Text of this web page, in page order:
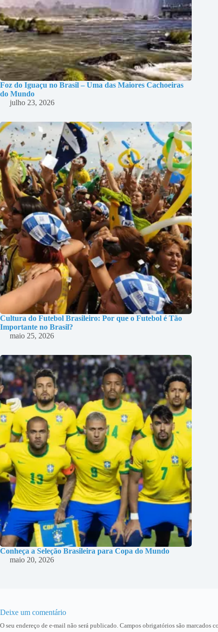
Foz do Iguaçu no Brasil – Uma das Maiores Cachoeiras
do Mundo
julho 23, 2026
Cultura do Futebol Brasileiro: Por que o Futebol é Tão
Importante no Brasil?
maio 25, 2026
Conheça a Seleção Brasileira para Copa do Mundo
maio 20, 2026
Deixe um comentário
O seu endereço de e-mail não será publicado. Campos obrigatórios são marcados